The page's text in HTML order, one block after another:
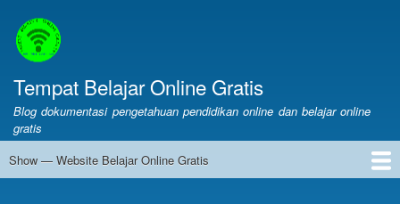
Tempat Belajar Online Gratis
Blog dokumentasi pengetahuan pendidikan online dan belajar online
gratis
Website
Show — Website Belajar Online Gratis